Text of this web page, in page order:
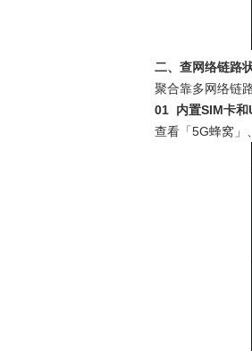
二、查网络链路
聚合靠多网络链
01 内置SIM卡和
查看「5G蜂窝」